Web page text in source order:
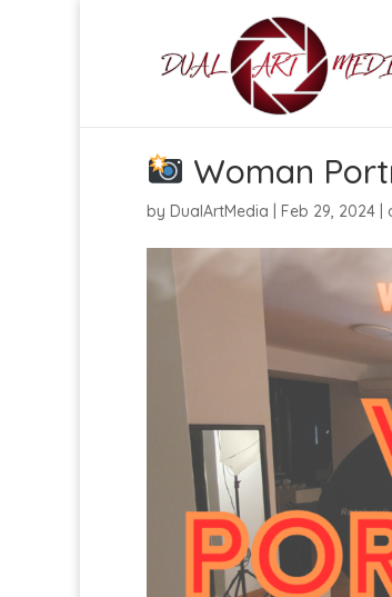
Woman
by DualArtMedia Feb 29, 2024